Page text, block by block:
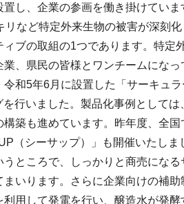
し、企業の参画を働き掛けてい
など特定外来生物の被害が深刻
ブの取組の1つであります。特定
、県民の皆様とワンチームにな
和5年6月に設置した「サーキュ
行いました。製品化事例として
築も進めています。昨年度、全
（シーサップ）」も開催いたしま
ところで、しっかりと商売にな
いります。さらに企業向けの補
用して発電を行い、醸造水が発